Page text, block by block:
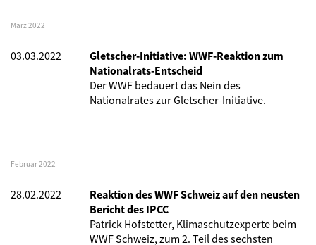
März 2022
03.03.2022
Gletscher-Initiative: WWF-Reaktion zum
Nationalrats-Entscheid
Der WWF bedauert das Nein des
Nationalrates zur Gletscher-Initiative.
Februar 2022
28.02.2022
Reaktion des WWF Schweiz auf den neusten
Bericht des IPCC
Patrick Hofstetter, Klimaschutzexperte beim
WWF Schweiz, zum 2. Teil des sechsten